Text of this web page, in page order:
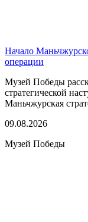
Начало
операции
Музей Победы
стратегической
Маньчжурская
09.08.2026
Музей Победы